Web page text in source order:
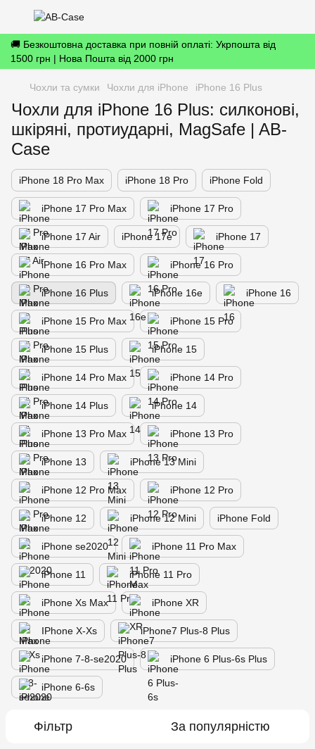
🚚 Безкоштовна доставка при повній оплаті: Укрпошта від
1500 грн | Нова Пошта від 2000 грн
Чохли та сумки Чохли для iPhone iPhone 16 Plus
Чохли для iPhone 16 Plus: силконові,
шкіряні, протиударні, MagSafe | AB-
Case
iPhone 18 Pro Max iPhone 18 Pro iPhone Fold
iPhone 17 Pro Max iPhone 17 Pro
iPhone 17 Air iPhone 17е iPhone 17
iPhone 16 Pro Max iPhone 16 Pro
iPhone 16 Plus iPhone 16e iPhone 16
iPhone 15 Pro Max iPhone 15 Pro
iPhone 15 Plus iPhone 15
iPhone 14 Pro Max iPhone 14 Pro
iPhone 14 Plus iPhone 14
iPhone 13 Pro Max iPhone 13 Pro
iPhone 13 iPhone 13 Mini
iPhone 12 Pro Max iPhone 12 Pro
iPhone 12 iPhone 12 Mini iPhone Fold
iPhone se2020 iPhone 11 Pro Max
iPhone 11 iPhone 11 Pro
iPhone Xs Max iPhone XR
IPhone X-Xs iPhone7 Plus-8 Plus
iPhone 7-8-se2020 iPhone 6 Plus-6s Plus
iPhone 6-6s
Фільтр За популярністю